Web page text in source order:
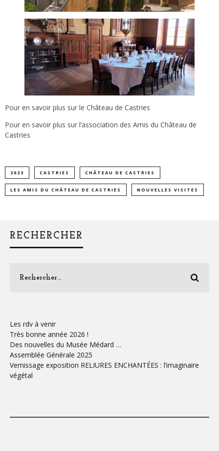
Pour en savoir plus sur le Château de Castries
Pour en savoir plus sur l’association des Amis du Château de
Castries
2023 CASTRIES CHÂTEAU DE CASTRIES
LES AMIS DU CHÂTEAU DE CASTRIES NOUVELLES VISITES
RECHERCHER
Les rdv à venir
Très bonne année 2026 !
Des nouvelles du Musée Médard …
Assemblée Générale 2025
Vernissage exposition RELIURES ENCHANTÉES : l’imaginaire
végétal